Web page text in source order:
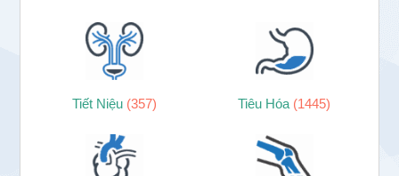
Tiết Niệu (357) Tiêu Hóa (1445)